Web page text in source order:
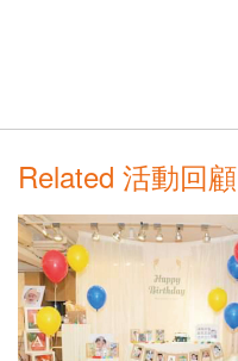
Related 活動回顧